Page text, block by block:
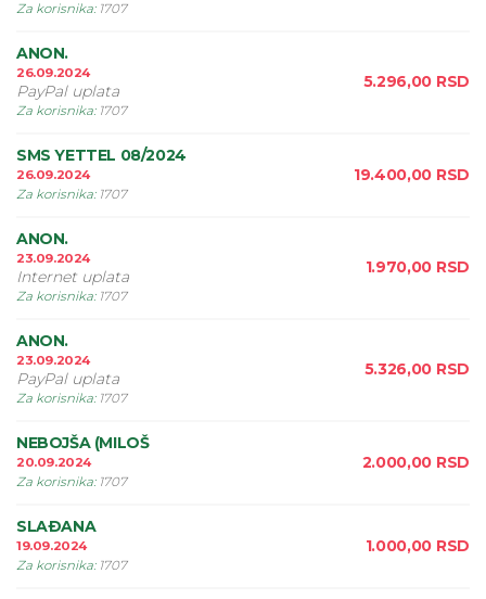
Za korisnika: 1707
ANON.
26.09.2024
PayPal uplata
Za korisnika: 1707
5.296,00 RSD
SMS YETTEL 08/2024
26.09.2024
Za korisnika: 1707
19.400,00 RSD
ANON.
23.09.2024
Internet uplata
Za korisnika: 1707
1.970,00 RSD
ANON.
23.09.2024
PayPal uplata
Za korisnika: 1707
5.326,00 RSD
NEBOJŠA (MILOŠ
20.09.2024
Za korisnika: 1707
2.000,00 RSD
SLAÐANA
19.09.2024
Za korisnika: 1707
1.000,00 RSD